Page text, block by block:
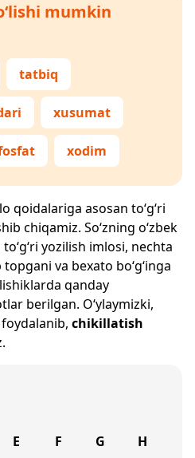
mumkin
tatbiq
xusumat
xodim
qoidalariga asosan to‘g‘ri
chiqamiz. So‘zning o‘zbek
yozilish imlosi, nechta
va bexato bo‘g‘inga
qanday
berilgan. O‘ylaymizki,
chikillatish
E F G H